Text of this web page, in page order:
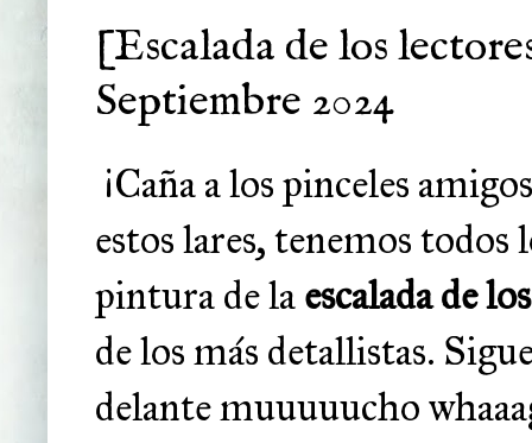
[Escalada de los
Septiembre 2024
¡Caña a los pinceles
estos lares, tenemos todos
pintura de laescalada de
de los más detallistas.
delante muuuuucho